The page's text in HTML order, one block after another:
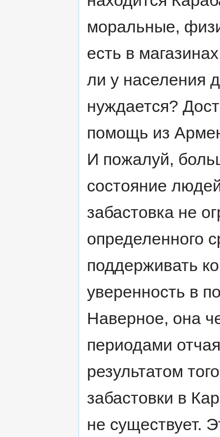
моральные,
есть в
ли у населения
нуждается?
помощь из
И пожалуй,
состояние
забастовка не
определенного
поддерживать
уверенность в
Наверное, она
периодами
результатом
забастовки в
не существует.